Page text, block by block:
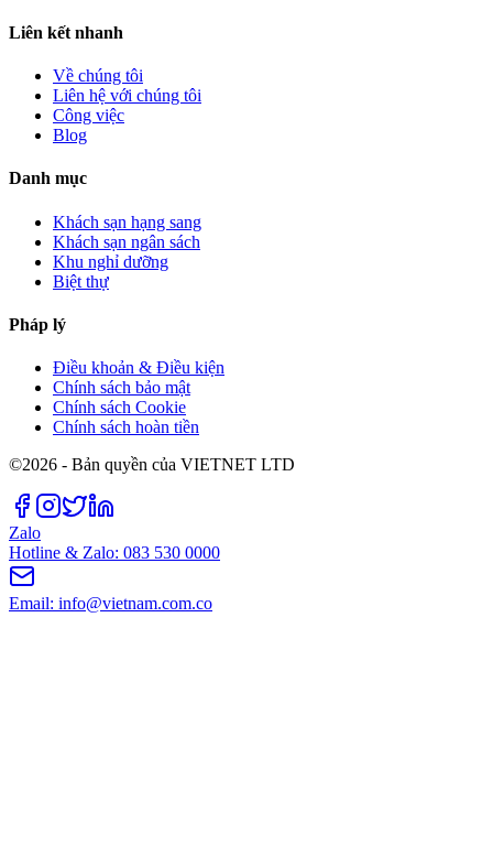
Liên kết nhanh
Về chúng tôi
Liên hệ với chúng tôi
Công việc
Blog
Danh mục
Khách sạn hạng sang
Khách sạn ngân sách
Khu nghỉ dưỡng
Biệt thự
Pháp lý
Điều khoản & Điều kiện
Chính sách bảo mật
Chính sách Cookie
Chính sách hoàn tiền
©2026 - Bản quyền của VIETNET LTD
Zalo
Hotline & Zalo: 083 530 0000
Email: info@vietnam.com.co